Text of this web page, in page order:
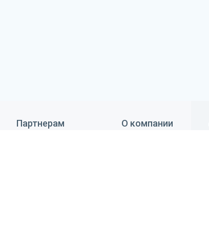
Партнерам О компании